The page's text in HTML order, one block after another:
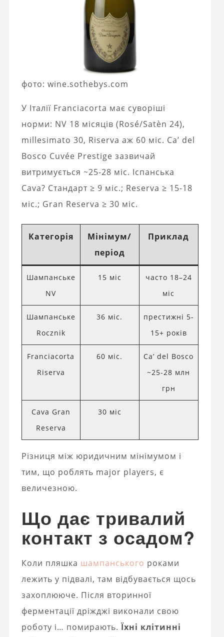
фото: wine.sothebys.com
У Італії Franciacorta має суворіші
норми: NV 18 місяців (Rosé/Satèn 24),
millesimato 30, Riserva аж 60 міс. Ca’ del
Bosco Cuvée Prestige зазвичай
витримується ~25-28 міс. Іспанська
Cava? Стандарт ≥ 9 міс.; Reserva ≥ 15-18
міс.; Gran Reserva ≥ 30 міс.
Категорія
Мінімум/
період
Приклад
Шампанське
NV
15 міс
часто 18–24
міс
Шампанське
Rocznik
36 міс.
престижні 5-
15+ років
Franciacorta
Riserva
60 міс.
Ca’ del Bosco
~25-28 млн
грн
Cava Gran
Reserva
30 міс
Різниця між юридичним мінімумом і
тим, що роблять major players, є
величезною.
Що дає тривалий
контакт з осадом?
Коли пляшка шампанського роками
лежить у підвалі, там відбувається щось
захоплююче. Після вторинної
ферментації дріжджі виконали свою
роботу і… помирають. Їхні клітинні